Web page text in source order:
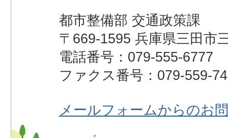
都市整備部 交通政策課
〒669-1595 兵庫県三田市
電話番号：079-555-6777
ファクス番号：079-559-
メールフォームからのお